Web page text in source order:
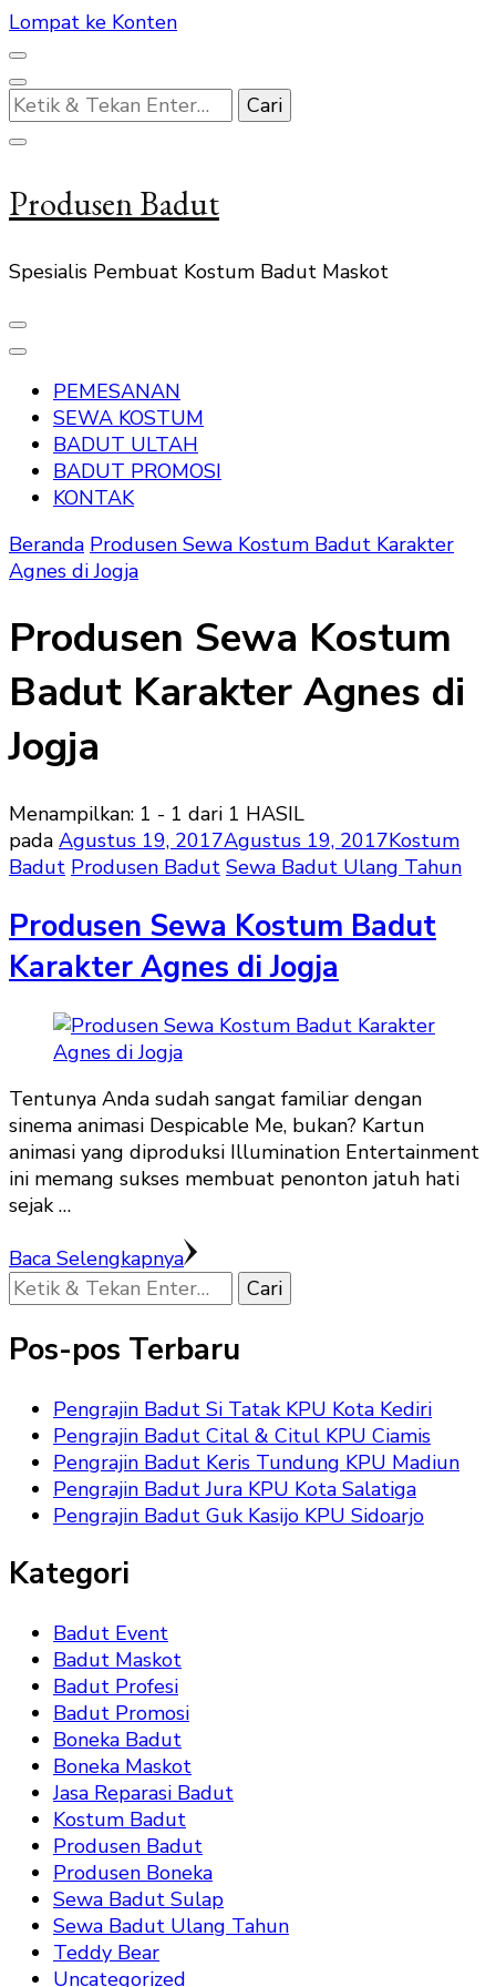
Lompat ke Konten
Mencari
Sesuatu?
Produsen Badut
Spesialis Pembuat Kostum Badut Maskot
PEMESANAN
SEWA KOSTUM
BADUT ULTAH
BADUT PROMOSI
KONTAK
Beranda Produsen Sewa Kostum Badut Karakter
Agnes di Jogja
Produsen Sewa Kostum
Badut Karakter Agnes di
Jogja
Menampilkan: 1 - 1 dari 1 HASIL
pada Agustus 19, 2017Agustus 19, 2017Kostum
Badut Produsen Badut Sewa Badut Ulang Tahun
Produsen Sewa Kostum Badut
Karakter Agnes di Jogja
Tentunya Anda sudah sangat familiar dengan
sinema animasi Despicable Me, bukan? Kartun
animasi yang diproduksi Illumination Entertainment
ini memang sukses membuat penonton jatuh hati
sejak …
Baca Selengkapnya
Mencari
Sesuatu?
Pos-pos Terbaru
Pengrajin Badut Si Tatak KPU Kota Kediri
Pengrajin Badut Cital & Citul KPU Ciamis
Pengrajin Badut Keris Tundung KPU Madiun
Pengrajin Badut Jura KPU Kota Salatiga
Pengrajin Badut Guk Kasijo KPU Sidoarjo
Kategori
Badut Event
Badut Maskot
Badut Profesi
Badut Promosi
Boneka Badut
Boneka Maskot
Jasa Reparasi Badut
Kostum Badut
Produsen Badut
Produsen Boneka
Sewa Badut Sulap
Sewa Badut Ulang Tahun
Teddy Bear
Uncategorized